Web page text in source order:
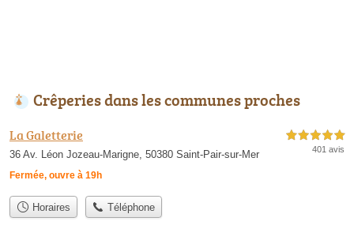
Crêperies dans les communes proches
La Galetterie
36 Av. Léon Jozeau-Marigne, 50380 Saint-Pair-sur-Mer
Fermée, ouvre à 19h
5,0 étoiles sur 5
401 avis
Horaires Téléphone